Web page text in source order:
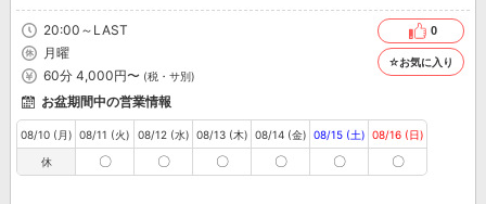
20:00～LAST
月曜
60分 4,000円〜 (税・サ別)
0
☆お気に入り
お盆期間中の営業情報
08/10 (月)
休
08/11 (火)
〇
08/12 (水)
〇
08/13 (木)
〇
08/14 (金)
〇
08/15 (土)
〇
08/16 (日)
〇